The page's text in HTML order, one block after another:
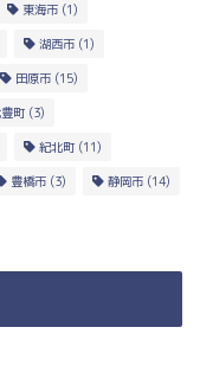
東海市 (1)
湖西市 (1)
田原市 (15)
町 (3)
紀北町 (11)
豊橋市 (3) 静岡市 (14)